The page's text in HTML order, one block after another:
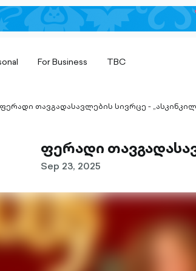
For Business TBC
ფერადი თავგადასავლების სივრცე -
ფერადი
Sep 23, 2025